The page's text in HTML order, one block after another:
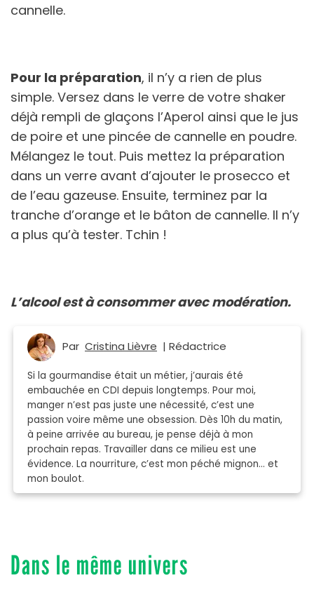
cannelle.
Pour la préparation, il n’y a rien de plus
simple. Versez dans le verre de votre shaker
déjà rempli de glaçons l’Aperol ainsi que le jus
de poire et une pincée de cannelle en poudre.
Mélangez le tout. Puis mettez la préparation
dans un verre avant d’ajouter le prosecco et
de l’eau gazeuse. Ensuite, terminez par la
tranche d’orange et le bâton de cannelle. Il n’y
a plus qu’à tester. Tchin !
L’alcool est à consommer avec modération.
Par Cristina Lièvre | Rédactrice
Si la gourmandise était un métier, j’aurais été
embauchée en CDI depuis longtemps. Pour moi,
manger n’est pas juste une nécessité, c’est une
passion voire même une obsession. Dès 10h du matin,
à peine arrivée au bureau, je pense déjà à mon
prochain repas. Travailler dans ce milieu est une
évidence. La nourriture, c’est mon péché mignon… et
mon boulot.
Dans le même univers